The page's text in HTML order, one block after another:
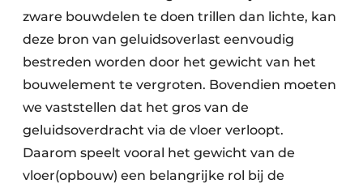
zware bouwdelen te doen trillen dan lichte, kan
deze bron van geluidsoverlast eenvoudig
bestreden worden door het gewicht van het
bouwelement te vergroten. Bovendien moeten
we vaststellen dat het gros van de
geluidsoverdracht via de vloer verloopt.
Daarom speelt vooral het gewicht van de
vloer(opbouw) een belangrijke rol bij de